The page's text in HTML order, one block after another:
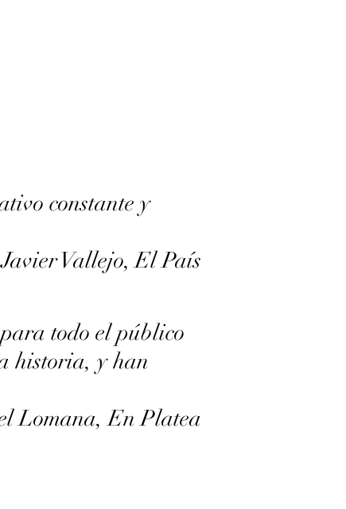
constante y
Javier Vallejo, El País
todo el público
historia, y han
Lomana, En Platea